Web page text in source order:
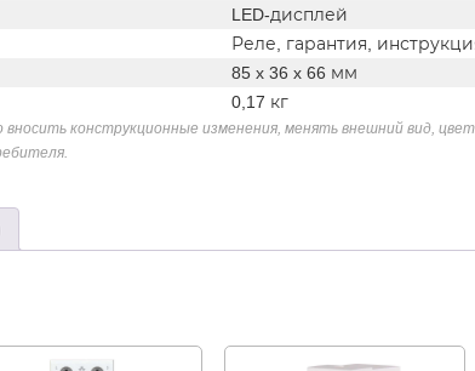
LED-дисплей
Реле, гарантия,
85 x 36 x 66 мм
0,17 кг
вносить конструкционные изменения, менять внешний вид,